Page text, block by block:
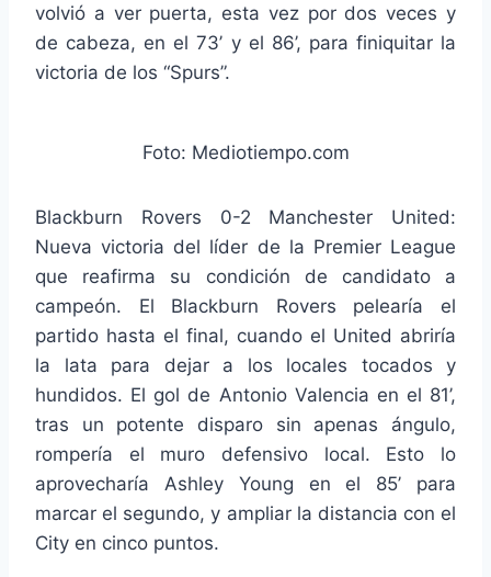
volvió a ver puerta, esta vez por dos veces y
de cabeza, en el 73’ y el 86’, para finiquitar la
victoria de los “Spurs”.
Foto: Mediotiempo.com
Blackburn Rovers 0-2 Manchester United:
Nueva victoria del líder de la Premier League
que reafirma su condición de candidato a
campeón. El Blackburn Rovers pelearía el
partido hasta el final, cuando el United abriría
la lata para dejar a los locales tocados y
hundidos. El gol de Antonio Valencia en el 81’,
tras un potente disparo sin apenas ángulo,
rompería el muro defensivo local. Esto lo
aprovecharía Ashley Young en el 85’ para
marcar el segundo, y ampliar la distancia con el
City en cinco puntos.